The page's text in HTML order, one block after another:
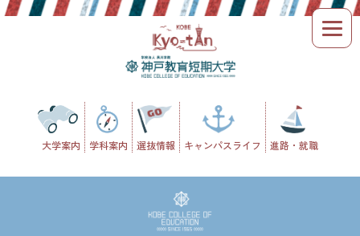
Skip
to
大学案内 学科案内 選抜情報 キャンパスライフ 進路・就職